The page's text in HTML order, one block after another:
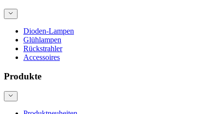
Dioden-Lampen
Glühlampen
Rückstrahler
Accessoires
Produkte